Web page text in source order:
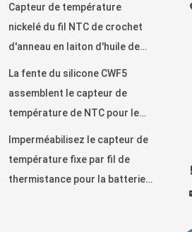
Capteur de température
nickelé du fil NTC de crochet
d'anneau en laiton d'huile de
La fente du silicone CWF5
assemblent le capteur de
température de NTC pour le
Imperméabilisez le capteur de
température fixe par fil de
thermistance pour la batterie